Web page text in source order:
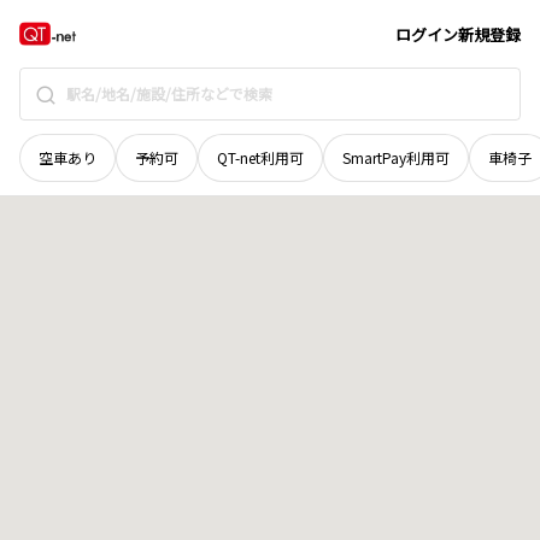
ログイン新規登録
空車あり 予約可 QT-net利用可 SmartPay利用可 車椅子
岩手県